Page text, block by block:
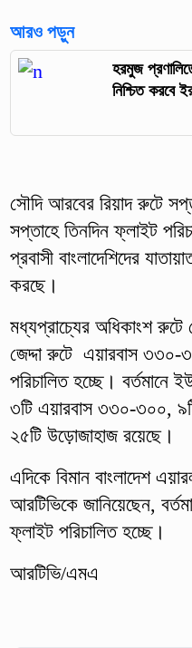
আরও পড়ুন
হরমুজ
নিশ্চিত করবে
সৌদি আরবের রিয়াদ রুটে
সপ্তাহে তিনদিন ফ্লাইট
প্রবাসী বাংলাদেশিদের
করছে।
মধ্যপ্রাচ্যের অধিকাংশ
জেদ্দা রুটে এয়ারবাস ৩৩০-
পরিচালিত হচ্ছে। বর্তমানে
৩টি এয়ারবাস ৩৩০-৩০০,
২৫টি উড়োজাহাজ রয়েছে।
এদিকে বিমান বাংলাদেশ
আরটিভিকে জানিয়েছেন,
ফ্লাইট পরিচালিত হচ্ছে।
আরটিভি/এমএ